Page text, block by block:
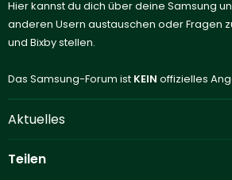
Hier kannst du dich über deine Samsung
anderen Usern austauschen oder Fragen
und Bixby stellen.
Das Samsung-Forum ist KEIN offizielles
Aktuelles
Teilen